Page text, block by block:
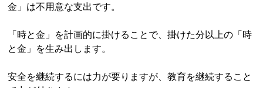
金」は不用意な支出です。
「時と金」を計画的に掛けることで、掛けた分以上の「時
と金」を生み出します。
安全を継続するには力が要りますが、教育を継続すること